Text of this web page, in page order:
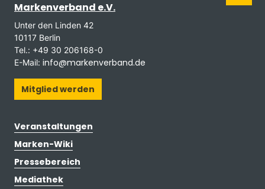
Markenverband e.V.
Unter den Linden 42
10117 Berlin
Tel.: +49 30 206168-0
E-Mail: info@markenverband.de
Mitglied werden
Veranstaltungen
Marken-Wiki
Pressebereich
Mediathek